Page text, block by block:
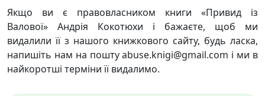
Якщо ви є правовласником книги «Привид із
Валової» Андрія Кокотюхи і бажаєте, щоб ми
видалили її з нашого книжкового сайту, будь ласка,
напишіть нам на пошту abuse.knigi@gmail.com і ми в
найкоротші терміни її видалимо.